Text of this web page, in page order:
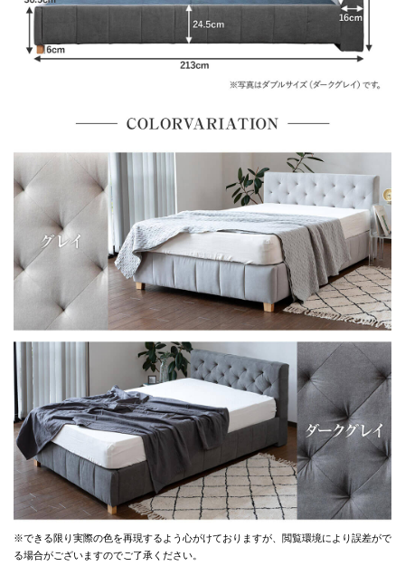
※できる限り実際の色を再現するよう心がけておりますが、 閲覧環境により誤差がで
る場合がございますのでご了承ください。